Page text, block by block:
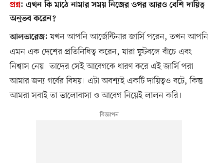
প্রশ্ন: এখন কি মাঠে নামার সময় নিজের ওপর আরও বেশি দায়িত্ব
অনুভব করেন?
আলভারেজ: যখন আপনি আর্জেন্টিনার জার্সি পরেন, তখন আপনি
এমন এক দেশের প্রতিনিধিত্ব করেন, যারা ফুটবলে বাঁচে এবং
নিশ্বাস নেয়। তাদের সেই আবেগকে ধারণ করে এই জার্সি পরা
আমার জন্য গর্বের বিষয়। এটা অবশ্যই একটি দায়িত্বও বটে, কিন্তু
আমরা সবাই তা ভালোবাসা ও আবেগ নিয়েই লালন করি।